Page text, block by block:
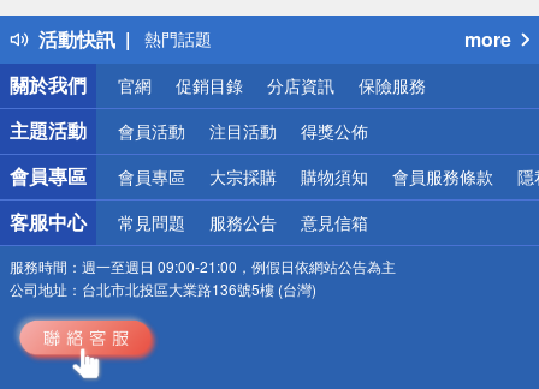
活動快訊
得獎公告
熱門話題
銀行優惠
偏遠地區配送
詐騙網頁！請小心！
more
關於我們
官網 促銷目錄 分店資訊 保險服務
主題活動 會員活動 注目活動 得獎公佈
會員專區 會員專區 大宗採購 購物須知 會員服務條款 隱
客服中心 常見問題 服務公告 意見信箱
服務時間： 週一至週日 09:00-21:00，例假日依網站公告為主
公司地址： 台北市北投區大業路136號5樓 (台灣)